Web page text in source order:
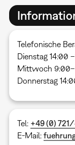
Telefonische
Dienstag 14:00
Mittwoch
Donnerstag
Tel: +49 (0)
E-Mail: